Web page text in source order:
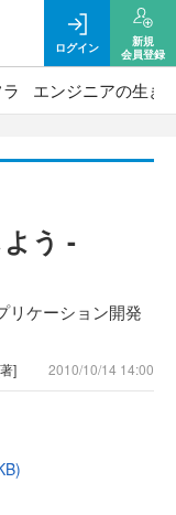
ログイン
新規
会員登録
エンジニアの生き
う -
リケーション開発
] 2010/10/14 14:00